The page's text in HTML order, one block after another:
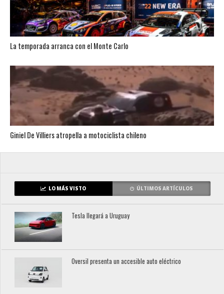
La temporada arranca con el Monte Carlo
Giniel De Villiers atropella a motociclista chileno
LO MÁS VISTO ÚLTIMOS ARTÍCULOS
Tesla llegará a Uruguay
Oversil presenta un accesible auto eléctrico